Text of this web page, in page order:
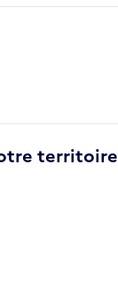
territoire